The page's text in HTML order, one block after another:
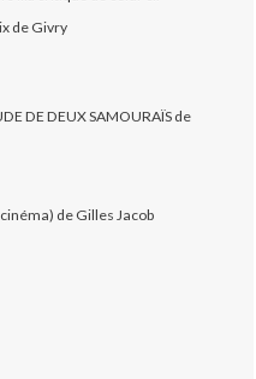
de Givry
DE DEUX SAMOURAÏS de
de Gilles Jacob